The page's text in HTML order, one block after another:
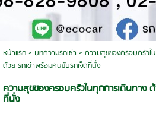
หน้าแรก> บทความรถเช่า > ความสุขของครอบครัวใ
ด้วย รถเช่าพร้อมคนขับรถเจ็ดที่นั่ง
ความสุขของครอบครัวในทุกการเดินทาง
ที่นั่ง